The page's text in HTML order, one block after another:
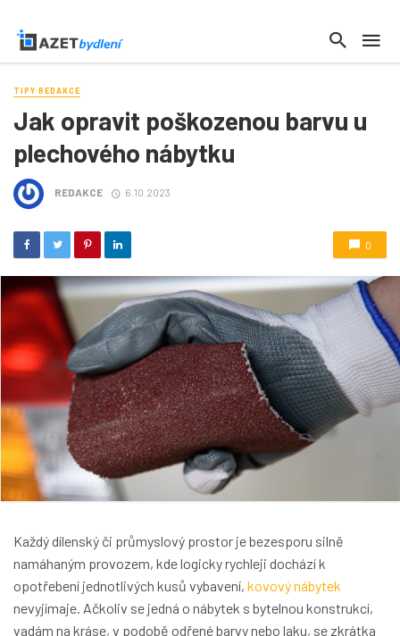
TIPY REDAKCE
Jak opravit poškozenou barvu u
plechového nábytku
REDAKCE 6.10.2023
0
Každý dílenský či průmyslový prostor je bezesporu silně
namáhaným provozem, kde logicky rychleji dochází k
opotřebení jednotlivých kusů vybavení, kovový nábytek
nevyjímaje. Ačkoliv se jedná o nábytek s bytelnou konstrukcí,
vadám na kráse, v podobě odřené barvy nebo laku, se zkrátka